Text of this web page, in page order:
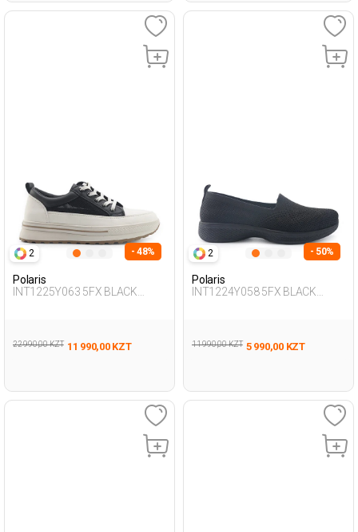
2 - 48%
Polaris
INT1225Y063 5FX BLACK
22 990,00 KZT 11 990,00 KZT
2 - 50%
Polaris
INT1224Y058 5FX BLACK
11 990,00 KZT 5 990,00 KZT